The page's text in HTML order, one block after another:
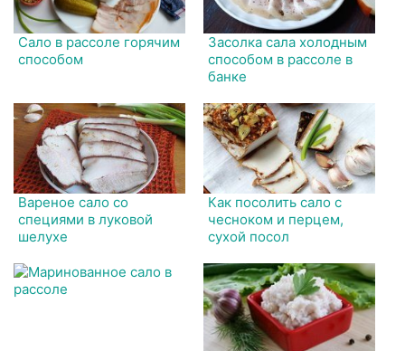
Сало в рассоле горячим
способом
Засолка сала холодным
способом в рассоле в
банке
Вареное сало со
специями в луковой
шелухе
Как посолить сало с
чесноком и перцем,
сухой посол